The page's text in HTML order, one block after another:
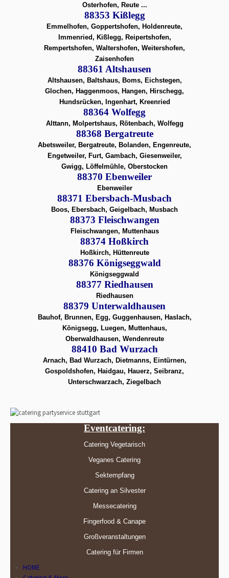
Osterhofen, Reute ...
88353 Kißlegg
Emmelhofen, Goppertshofen, Holdenreute,
Immenried, Kißlegg, Reipertshofen,
Rempertshofen, Waltershofen, Weitershofen,
Zaisenhofen
88361 Altshausen
Altshausen, Baltshaus, Boms, Eichstegen,
Glochen, Haggenmoos, Hangen, Hirschegg,
Hundsrücken, Ingenhart, Kreenried
88364 Wolfegg
Alttann, Molpertshaus, Rötenbach, Wolfegg
88368 Bergatreute
Abetsweiler, Bergatreute, Bolanden, Engenreute,
Engetweiler, Furt, Gambach, Giesenweiler,
Gwigg, Löffelmühle, Oberstocken
88370 Ebenweiler
Ebenweiler
88371 Ebersbach-Musbach
Boos, Ebersbach, Geigelbach, Musbach
88373 Fleischwangen
Fleischwangen, Muttenhaus
88374 Hoßkirch
Hoßkirch, Hüttenreute
88376 Königseggwald
Königseggwald
88377 Riedhausen
Riedhausen
88379 Unterwaldhausen
Bauhof, Brunnen, Egg, Guggenhausen, Haslach,
Königsegg, Luegen, Muttenhaus,
Oberwaldhausen, Wendenreute
88410 Bad Wurzach
Arnach, Bad Wurzach, Dietmanns, Eintürnen,
Gospoldshofen, Haidgau, Hauerz, Seibranz,
Unterschwarzach, Ziegelbach
Eventcatering:
Catering Vegetarisch
Veganes Catering
Sektempfang
Catering an Silvester
Messecatering
Fingerfood & Canape
Großveranstaltungen
Catering für Firmen
HOME